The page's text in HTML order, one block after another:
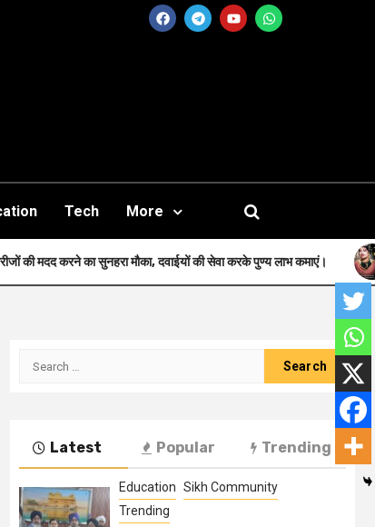
Tech More
दवाईयों की सेवा करके पुण्य लाभ कमाएं। Faith-जन्म से मुस्लिम
Latest Popular Trending
Education Sikh Community
Trending